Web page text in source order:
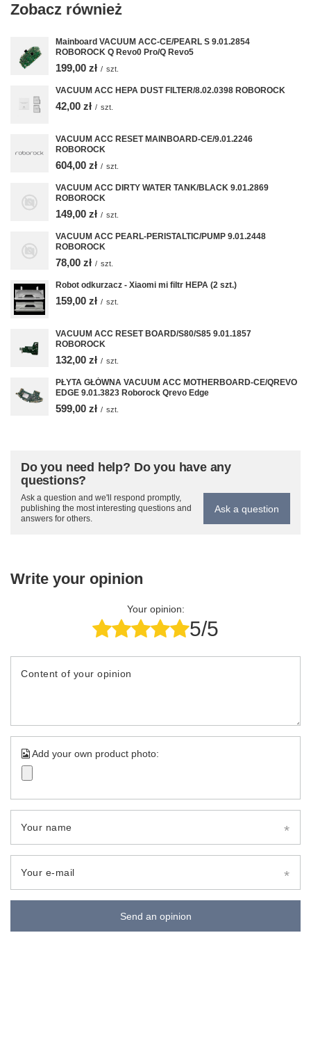
Zobacz również
Mainboard VACUUM ACC-CE/PEARL S 9.01.2854
ROBOROCK Q Revo0 Pro/Q Revo5
199,00 zł / szt.
VACUUM ACC HEPA DUST FILTER/8.02.0398 ROBOROCK
42,00 zł / szt.
VACUUM ACC RESET MAINBOARD-CE/9.01.2246
ROBOROCK
604,00 zł / szt.
VACUUM ACC DIRTY WATER TANK/BLACK 9.01.2869
ROBOROCK
149,00 zł / szt.
VACUUM ACC PEARL-PERISTALTIC/PUMP 9.01.2448
ROBOROCK
78,00 zł / szt.
Robot odkurzacz - Xiaomi mi filtr HEPA (2 szt.)
159,00 zł / szt.
VACUUM ACC RESET BOARD/S80/S85 9.01.1857
ROBOROCK
132,00 zł / szt.
PŁYTA GŁÓWNA VACUUM ACC MOTHERBOARD-CE/QREVO
EDGE 9.01.3823 Roborock Qrevo Edge
599,00 zł / szt.
Do you need help? Do you have any
questions?
Ask a question and we'll respond promptly,
publishing the most interesting questions and
answers for others.
Ask a question
Write your opinion
Your opinion:
5/5
Content of your opinion
Add your own product photo:
Your name
Your e-mail
Send an opinion